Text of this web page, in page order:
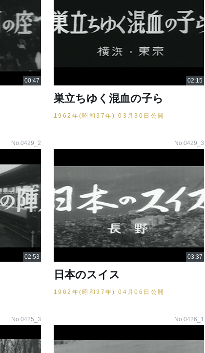
巣立ちゆく混血の子ら
1962年(昭和37年) 03月30日公開
No.0429_2 No.0429_3
日本のスイス
1962年(昭和37年) 04月06日公開
No.0425_3 No.0426_1